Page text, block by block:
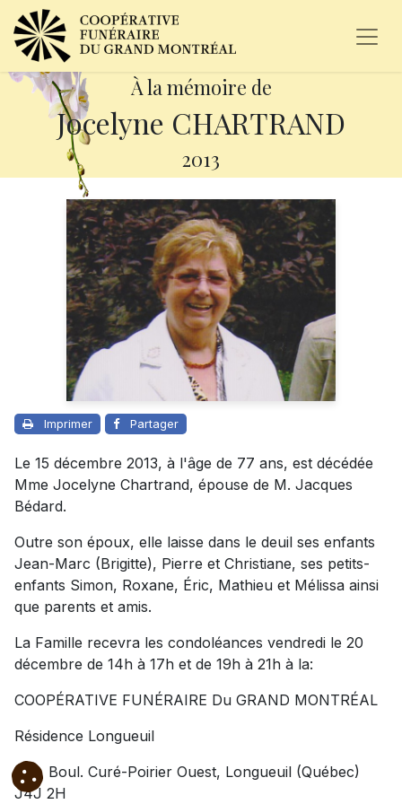
À la mémoire de
Jocelyne CHARTRAND
2013
Imprimer Partager
Le 15 décembre 2013, à l'âge de 77 ans, est décédée
Mme Jocelyne Chartrand, épouse de M. Jacques
Bédard.
Outre son époux, elle laisse dans le deuil ses enfants
Jean-Marc (Brigitte), Pierre et Christiane, ses petits-
enfants Simon, Roxane, Éric, Mathieu et Mélissa ainsi
que parents et amis.
La Famille recevra les condoléances vendredi le 20
décembre de 14h à 17h et de 19h à 21h à la:
COOPÉRATIVE FUNÉRAIRE Du GRAND MONTRÉAL
Résidence Longueuil
635, Boul. Curé-Poirier Ouest, Longueuil (Québec)
J4J 2H